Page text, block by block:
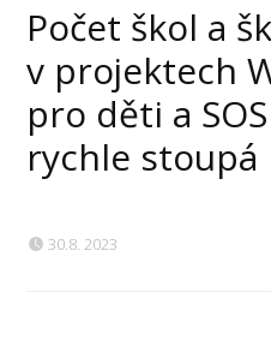
Počet škol a
v projektech
pro děti a
rychle stoupá
30.8. 2023